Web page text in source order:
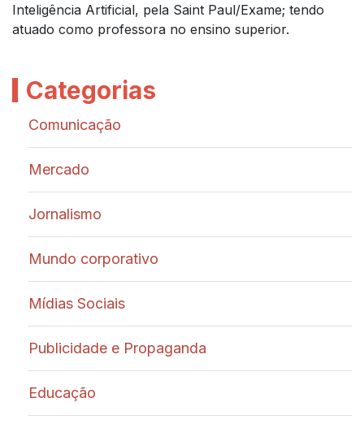
Inteligência Artificial, pela Saint Paul/Exame; tendo
atuado como professora no ensino superior.
Categorias
Comunicação
Mercado
Jornalismo
Mundo corporativo
Mídias Sociais
Publicidade e Propaganda
Educação